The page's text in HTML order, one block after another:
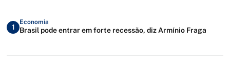
1
Economia
Brasil pode entrar em forte recessão, diz Armínio Fraga